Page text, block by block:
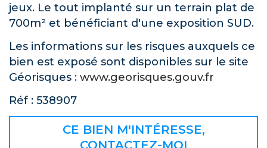
jeux. Le tout implanté sur un terrain plat de
700m² et bénéficiant d'une exposition SUD.
Les informations sur les risques auxquels ce
bien est exposé sont disponibles sur le site
Géorisques : www.georisques.gouv.fr
Réf : 538907
CE BIEN M'INTÉRESSE,
CONTACTEZ-MOI